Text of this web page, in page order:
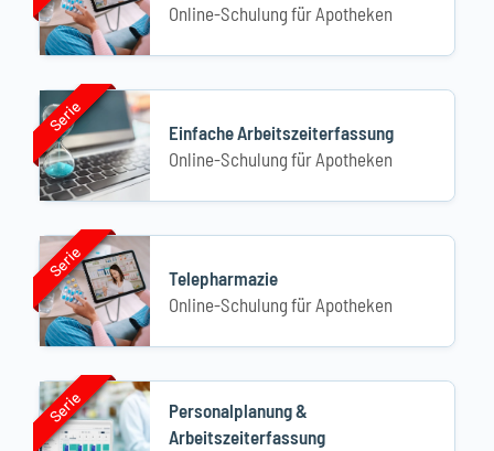
Online-Schulung für Apotheken
Serie
Serie
Einfache Arbeitszeiterfassung
Online-Schulung für Apotheken
Serie
Serie
Telepharmazie
Online-Schulung für Apotheken
Serie
Serie
Personalplanung &
Arbeitszeiterfassung